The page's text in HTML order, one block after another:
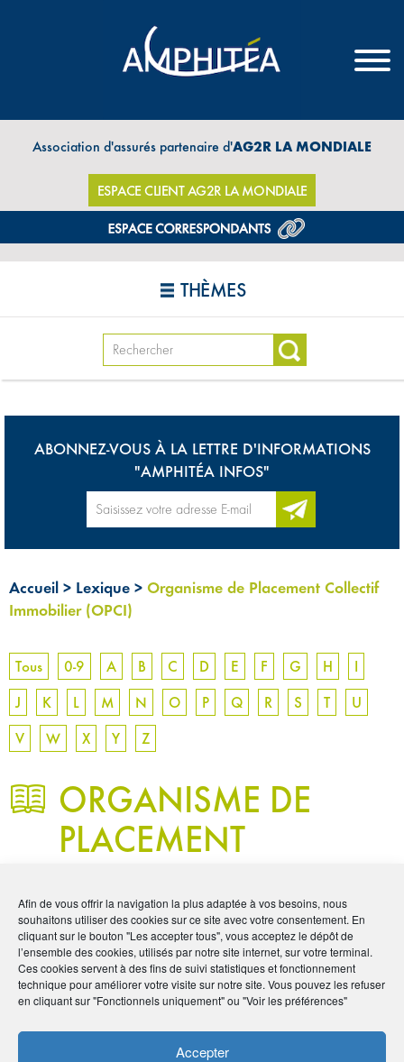
Afin de vous offrir la navigation la plus adaptée à vos besoins, nous
souhaitons utiliser des cookies sur ce site avec votre consentement. En
cliquant sur le bouton "Les accepter tous", vous acceptez le dépôt de
l’ensemble des cookies, utilisés par notre site internet, sur votre terminal.
Ces cookies servent à des fins de suivi statistiques et fonctionnement
technique pour améliorer votre visite sur notre site. Vous pouvez les refuser
en cliquant sur "Fonctionnels uniquement" ou "Voir les préférences"
Accepter
Association d'assurés partenaire d'AG2R LA MONDIALE
ESPACE CLIENT AG2R LA MONDIALE
THÈMES
ABONNEZ-VOUS À LA LETTRE D'INFORMATIONS
"AMPHITÉA INFOS"
Accueil > Lexique > Organisme de Placement Collectif
Immobilier (OPCI)
Tous 0-9 A B C D E F G H
I
J
K L M N O P Q R S T
U
V
W X Y Z
ORGANISME DE
PLACEMENT
IMMOBILIER (OPCI)
Un Organisme de Placement Collectif Immobilier (OPCI) est
accessible sous forme de parts via un compte-titres ou un